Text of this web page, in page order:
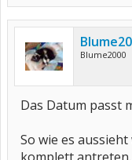
Blume2000
Das Datum passt
So wie es